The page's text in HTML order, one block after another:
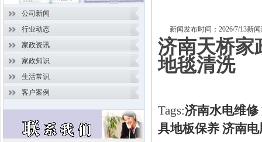
公司新闻
行业动态
家政资讯
家政知识
生活常识
客户案例
新闻发布时间：2026/7/13新
济南天桥家
地毯清洗
Tags:济南水电维修
具地板保养 济南